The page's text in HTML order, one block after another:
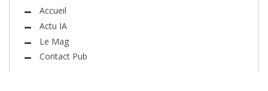
Accueil
Actu IA
Le Mag
Contact Pub